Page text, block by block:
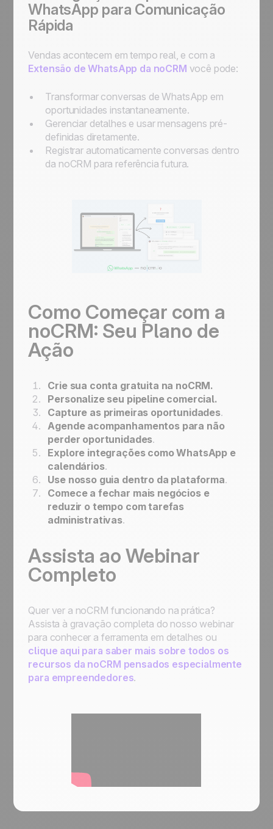
WhatsApp para Comunicação
Rápida
Vendas acontecem em tempo real, e com a
Extensão de WhatsApp da noCRM você pode:
Transformar conversas de WhatsApp em
oportunidades instantaneamente.
Gerenciar detalhes e usar mensagens pré-
definidas diretamente.
Registrar automaticamente conversas dentro
da noCRM para referência futura.
Como Começar com a
noCRM: Seu Plano de
Ação
Crie sua conta gratuita na noCRM.
Personalize seu pipeline comercial.
Capture as primeiras oportunidades.
Agende acompanhamentos para não
perder oportunidades.
Explore integrações como WhatsApp e
calendários.
Use nosso guia dentro da plataforma.
Comece a fechar mais negócios e
reduzir o tempo com tarefas
administrativas.
Assista ao Webinar
Completo
Quer ver a noCRM funcionando na prática?
Assista à gravação completa do nosso webinar
para conhecer a ferramenta em detalhes ou
clique aqui para saber mais sobre todos os
recursos da noCRM pensados especialmente
para empreendedores.